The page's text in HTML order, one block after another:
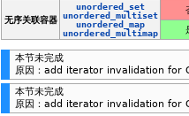
无序关联容器
unordered_set
unordered_multiset
unordered_map
unordered_multimap
本节未完成
原因：add iterator invalidation
本节未完成
原因：add iterator invalidation for